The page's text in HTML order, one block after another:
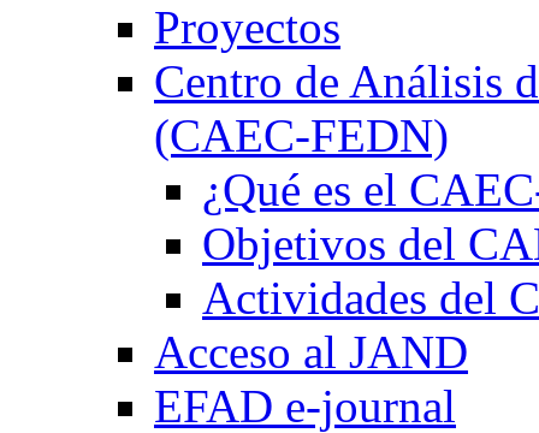
Proyectos
Centro de Análisis
(CAEC-FEDN)
¿Qué es el
Objetivos del
Actividades del
Acceso al JAND
EFAD e-journal